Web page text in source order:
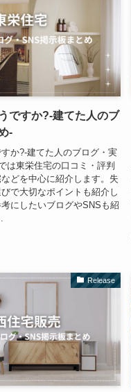
ですか?-建てた人のブ
-
か?-建てた人のブログ・実
は東栄住宅の口コミ・評判
どを中心に紹介します。失
で大切なポイントも紹介し
にしたいブログやSNSも紹
Release